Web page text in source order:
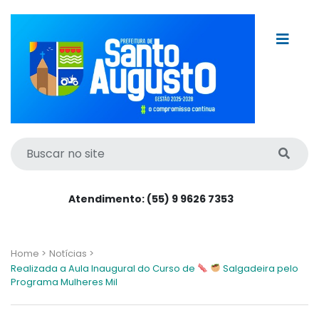
Atendimento: (55) 9 9626 7353
Home > Notícias >
Realizada a Aula Inaugural do Curso de
Salgadeira pelo
Programa Mulheres Mil